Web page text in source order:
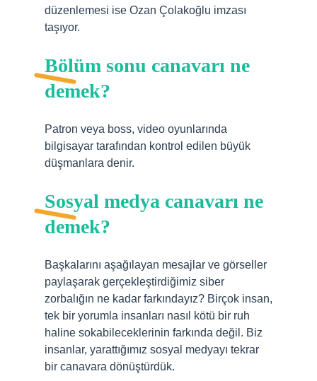
düzenlemesi ise Ozan Çolakoğlu imzası
taşıyor.
Bölüm sonu canavarı ne
demek?
Patron veya boss, video oyunlarında
bilgisayar tarafından kontrol edilen büyük
düşmanlara denir.
Sosyal medya canavarı ne
demek?
Başkalarını aşağılayan mesajlar ve görseller
paylaşarak gerçekleştirdiğimiz siber
zorbalığın ne kadar farkındayız? Birçok insan,
tek bir yorumla insanları nasıl kötü bir ruh
haline sokabileceklerinin farkında değil. Biz
insanlar, yarattığımız sosyal medyayı tekrar
bir canavara dönüştürdük.